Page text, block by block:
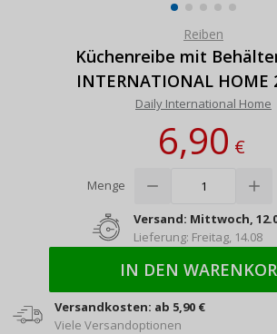
Reiben
Küchenreibe mit
INTERNATIONAL HOME
Daily International Home
6,90€
Menge
Versand: Mittwoch,
Lieferung: Freitag, 14.08
IN DEN
Versandkosten: ab 5,90 €
Viele Versandoptionen